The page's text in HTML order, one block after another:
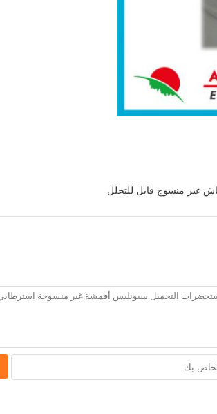
غير منسوج قابل للتحلل